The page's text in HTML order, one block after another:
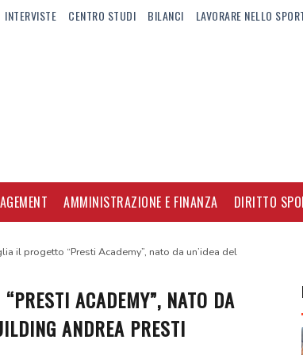
INTERVISTE CENTRO STUDI BILANCI LAVORARE NELLO
AMMINISTRAZIONE E FINANZA DIRITTO
il progetto “Presti Academy”, nato da un’idea del
ACADEMY”, NATO DA
ANDREA PRESTI